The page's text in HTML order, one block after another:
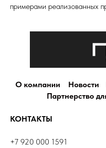
примерами реализованных
О компании Новости
Партнерство
КОНТАКТЫ
+7 920 000 1591